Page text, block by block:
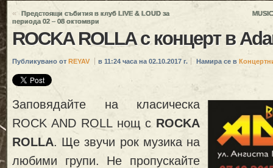
«
Предстоящи събития в клуб LIVE & LOUD за
периода 02 – 08 октомври
ROCKA ROLLA с концерт в
Публикувано от REYAV в 11:24 часа на 02.10.2017 г. Намира се в
Заповядайте на класическа
ROCK AND ROLL нощ с ROCKA
ROLLA. Ще звучи рок музика на
любими групи. Не пропускайте